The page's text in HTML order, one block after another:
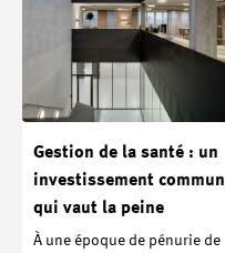
Gestion de la santé : un
investissement commun
qui vaut la peine
À une époque de pénurie de